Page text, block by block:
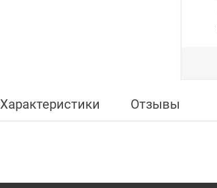
Характеристики Отзывы